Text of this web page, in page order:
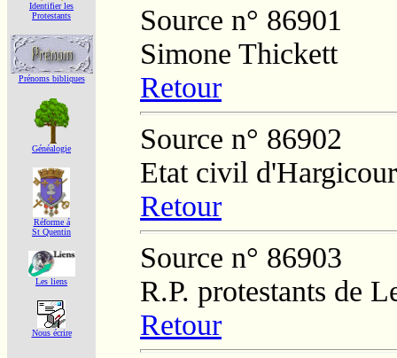
Identifier les
Protestants
Prénoms bibliques
Généalogie
Réforme á
St Quentin
Les liens
Nous écrire
Source n° 86901
Simone Thickett
Retour
Source n° 86902
Etat civil
Retour
Source n° 86903
R.P. protestants de
Retour